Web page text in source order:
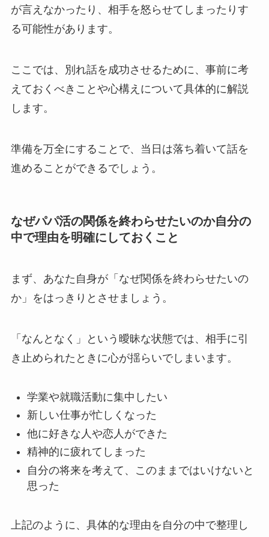
が言えなかったり、相手を怒らせてしまったりす
る可能性があります。
ここでは、別れ話を成功させるために、事前に考
えておくべきことや心構えについて具体的に解説
します。
準備を万全にすることで、当日は落ち着いて話を
進めることができるでしょう。
なぜパパ活の関係を終わらせたいのか自分の
中で理由を明確にしておくこと
まず、あなた自身が「なぜ関係を終わらせたいの
か」をはっきりとさせましょう。
「なんとなく」という曖昧な状態では、相手に引
き止められたときに心が揺らいでしまいます。
学業や就職活動に集中したい
新しい仕事が忙しくなった
他に好きな人や恋人ができた
精神的に疲れてしまった
自分の将来を考えて、このままではいけないと
思った
上記のように、 具体的な理由を自分の中で整理し